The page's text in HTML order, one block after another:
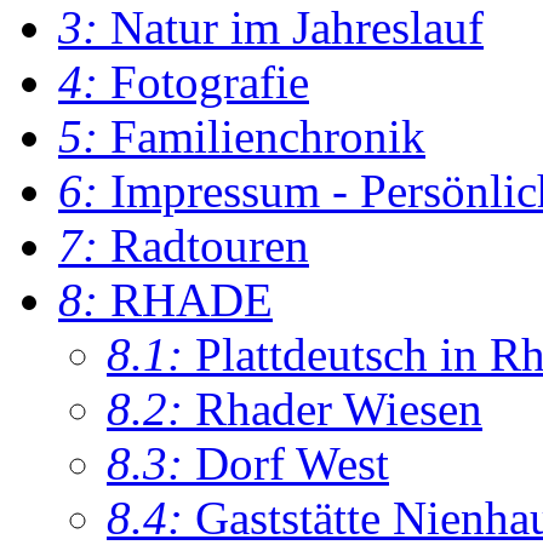
3: Natur im Jahreslauf
4: Fotografie
5: Familienchronik
6: Impressum -
7: Radtouren
8: RHADE
8.1: Plattdeutsch in
8.2: Rhader Wiesen
8.3: Dorf West
8.4: Gaststätte